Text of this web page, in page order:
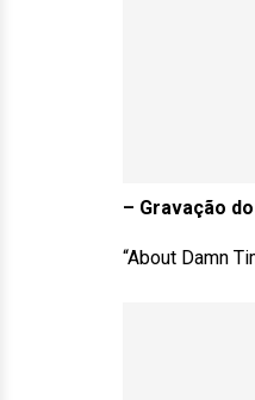
– Gravação
“About Damn